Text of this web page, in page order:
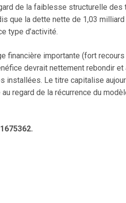
de la faiblesse structurelle des
que la dette nette de 1,03 milliard
type d’activité.
financière importante (fort recours
devrait nettement rebondir
installées. Le titre capitalise
regard de la récurrence du